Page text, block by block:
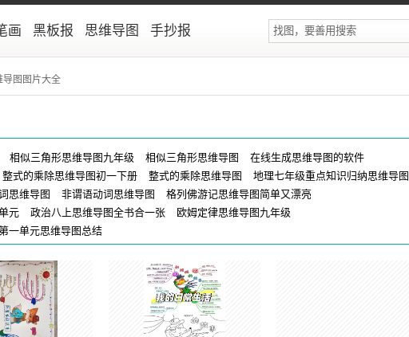
画 黑板报 思维导图 手抄报
导图图片大全
相似三角形思维导图九年级 相似三角形思维导图
在线生成思维导图的软件
整式的乘除思维导图初一下册 整式的乘除思维导图
地理七年级重点知识归纳思维导图
思维导图 非谓语动词思维导图
格列佛游记思维导图简单又漂亮
元 政治八上思维导图全书合一张
欧姆定律思维导图九年级
一单元思维导图总结